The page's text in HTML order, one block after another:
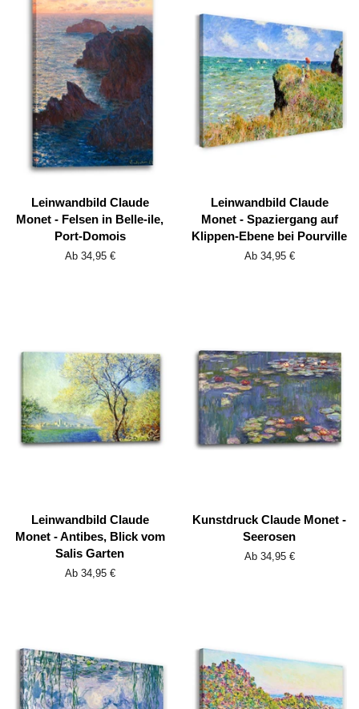
Leinwandbild Claude
Monet - Felsen in Belle-ile,
Port-Domois
Ab 34,95 €
Leinwandbild Claude
Monet - Spaziergang auf
Klippen-Ebene bei Pourville
Ab 34,95 €
Leinwandbild Claude
Monet - Antibes, Blick vom
Salis Garten
Ab 34,95 €
Kunstdruck Claude Monet -
Seerosen
Ab 34,95 €